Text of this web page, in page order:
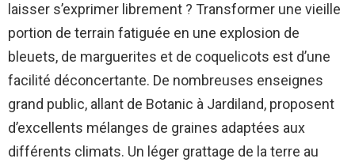
laisser s’exprimer librement ? Transformer une vieille
portion de terrain fatiguée en une explosion de
bleuets, de marguerites et de coquelicots est d’une
facilité déconcertante. De nombreuses enseignes
grand public, allant de Botanic à Jardiland, proposent
d’excellents mélanges de graines adaptées aux
différents climats. Un léger grattage de la terre au